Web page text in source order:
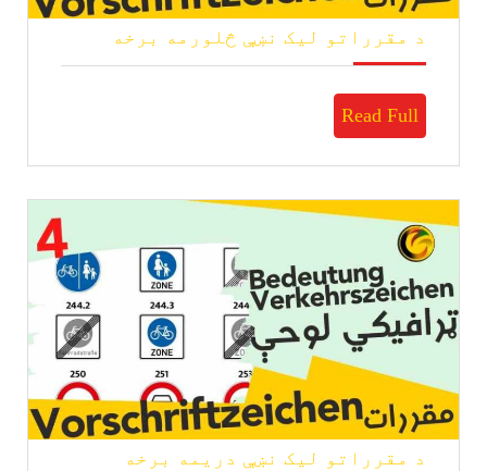
د مقرراتو لیک نښې څلورمه برخه
Read Full
Read
Full
د مقرراتو لیک نښې دریمه برخه